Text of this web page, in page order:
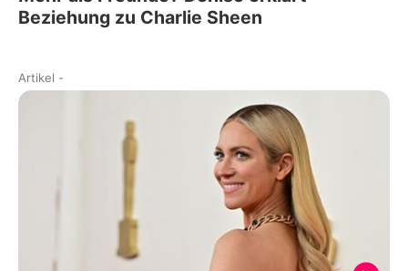
Beziehung zu Charlie Sheen
Artikel -